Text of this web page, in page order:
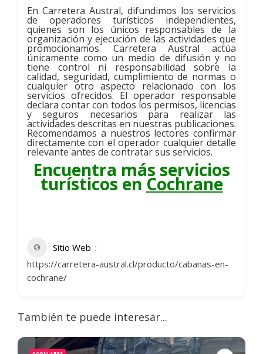
En Carretera Austral, difundimos los servicios
de operadores turísticos independientes,
quienes son los únicos responsables de la
organización y ejecución de las actividades que
promocionamos. Carretera Austral actúa
únicamente como un medio de difusión y no
tiene control ni responsabilidad sobre la
calidad, seguridad, cumplimiento de normas o
cualquier otro aspecto relacionado con los
servicios ofrecidos. El operador responsable
declara contar con todos los permisos, licencias
y seguros necesarios para realizar las
actividades descritas en nuestras publicaciones.
Recomendamos a nuestros lectores confirmar
directamente con el operador cualquier detalle
relevante antes de contratar sus servicios.
Encuentra más servicios
turísticos enCochrane
Sitio Web
https://carretera-austral.cl/producto/cabanas-en-
cochrane/
También te puede interesar...